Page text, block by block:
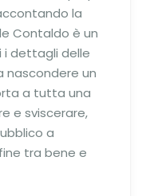
la
Contaldo è un
dettagli delle
nascondere un
a tutta una
e sviscerare,
a
tra bene e